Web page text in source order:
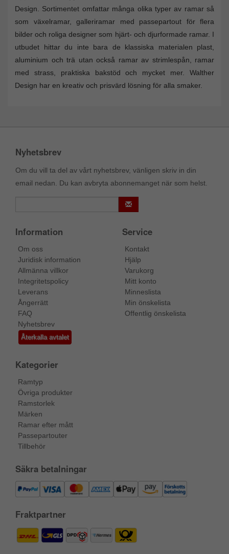
Design. Sortimentet omfattar många olika typer av ramar så
som växelramar, galleriramar med passepartout för flera
bilder och roliga designer som hjärt- och djurformade ramar. I
utbudet hittar du inte bara de klassiska materialen plast,
aluminium och trä utan också ramar av strimlespån, ramar
med strass, praktiska bakstöd och mycket mer. Walther
Design har en kreativ och prisvärd lösning för alla smaker.
Nyhetsbrev
Om du vill ta del av vårt nyhetsbrev, vänligen skriv in din
email nedan. Du kan avbryta abonnemanget när som helst.
Information
Om oss
Juridisk information
Allmänna villkor
Integritetspolicy
Leverans
Ångerrätt
FAQ
Nyhetsbrev
Återkalla avtalet
Service
Kontakt
Hjälp
Varukorg
Mitt konto
Minneslista
Min önskelista
Offentlig önskelista
Kategorier
Ramtyp
Övriga produkter
Ramstorlek
Märken
Ramar efter mått
Passepartouter
Tillbehör
Säkra betalningar
Fraktpartner